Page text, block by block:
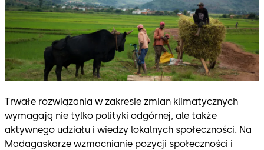
Trwałe rozwiązania w zakresie zmian klimatycznych
wymagają nie tylko polityki odgórnej, ale także
aktywnego udziału i wiedzy lokalnych społeczności. Na
Madagaskarze wzmacnianie pozycji społeczności i